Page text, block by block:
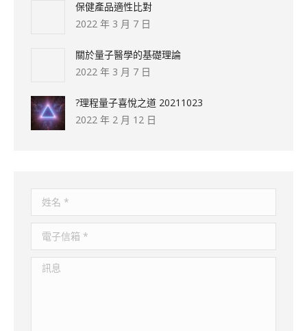
保健產品適性比對
2022 年 3 月 7 日
關於量子醫學的基礎理論
2022 年 3 月 7 日
?理程量子喜悅之道 20211023
2022 年 2 月 12 日
姓名 *
電子信箱 *
訊息